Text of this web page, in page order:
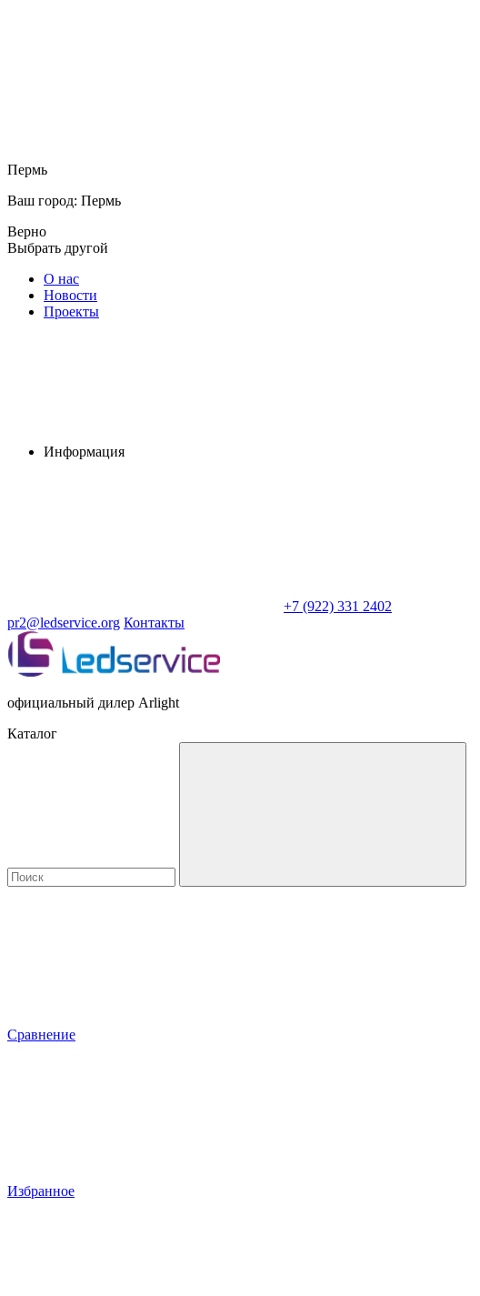
Пермь
Ваш город: Пермь
Верно
Выбрать другой
О нас
Новости
Проекты
Информация
+7 (922) 331 2402
pr2@ledservice.org Контакты
официальный дилер Arlight
Каталог
Сравнение
Избранное